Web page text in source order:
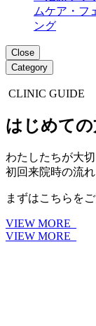
ムケア・フ
ング
Close
Category
CLINIC GUIDE
はじめて
わたしたちが大
初回来院時の流
まずはこちらを
VIEW MORE
VIEW MORE